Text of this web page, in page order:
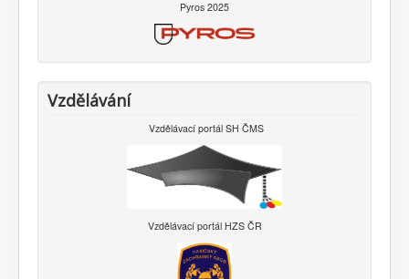
Pyros 2025
Vzdělávání
Vzdělávací portál SH ČMS
Vzdělávací portál HZS ČR